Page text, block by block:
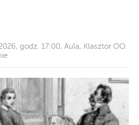
godz. 17:00, Aula, Klasztor OO.